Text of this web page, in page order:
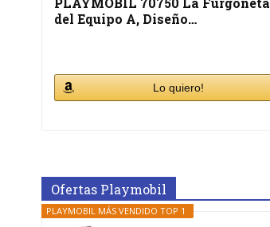
del Equipo A, Diseño…
Lo quiero!
Ofertas Playmobil
PLAYMOBIL MÁS VENDIDO TOP 1